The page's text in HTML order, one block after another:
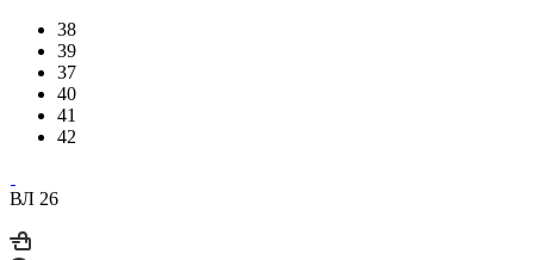
38
39
37
40
41
42
ВЛ 26